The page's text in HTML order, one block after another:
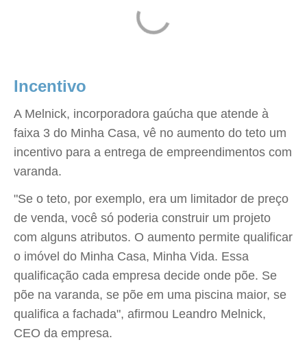
Incentivo
A Melnick, incorporadora gaúcha que atende à
faixa 3 do Minha Casa, vê no aumento do teto um
incentivo para a entrega de empreendimentos com
varanda.
"Se o teto, por exemplo, era um limitador de preço
de venda, você só poderia construir um projeto
com alguns atributos. O aumento permite qualificar
o imóvel do Minha Casa, Minha Vida. Essa
qualificação cada empresa decide onde põe. Se
põe na varanda, se põe em uma piscina maior, se
qualifica a fachada", afirmou Leandro Melnick,
CEO da empresa.